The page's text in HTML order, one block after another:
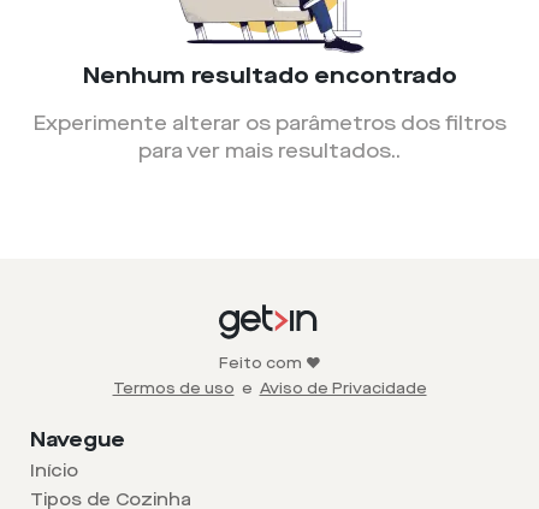
Nenhum resultado encontrado
Experimente alterar os parâmetros dos filtros
para ver mais resultados..
Feito com ❤️
Termos de uso e Aviso de Privacidade
Navegue
Início
Tipos de Cozinha